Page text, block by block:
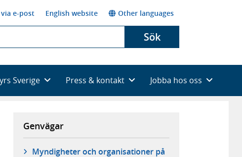
e-post English website Other languages
Sök
Sverige Press & kontakt Jobba hos oss
Genvägar
Myndigheter och organisationer på